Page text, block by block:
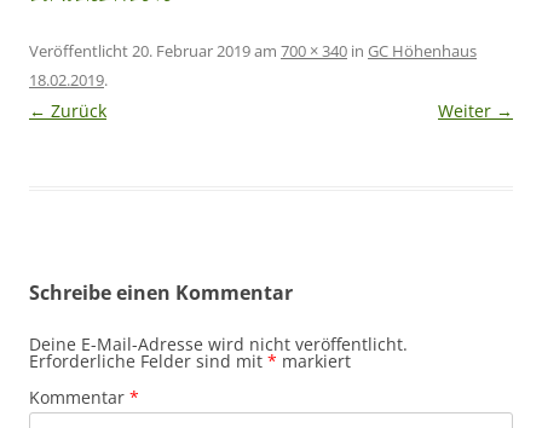
Veröffentlicht20. Februar 2019am 700 × 340 in GC Höhenhaus
18.02.2019.
← Zurück Weiter →
Schreibe einen Kommentar
Deine E-Mail-Adresse wird nicht veröffentlicht.
Erforderliche Felder sind mit * markiert
Kommentar *